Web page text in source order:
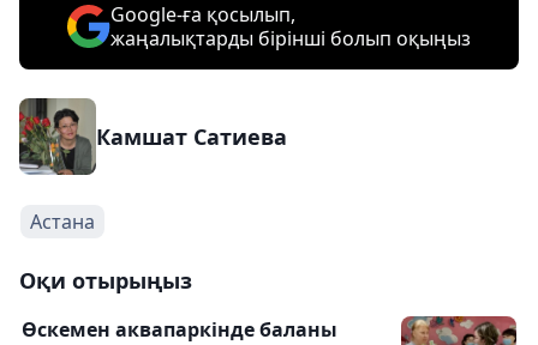
Google-ға қосылып,
жаңалықтарды бірінші болып оқыңыз
Камшат Сатиева
Астана
Оқи отырыңыз
Өскемен аквапаркінде баланы